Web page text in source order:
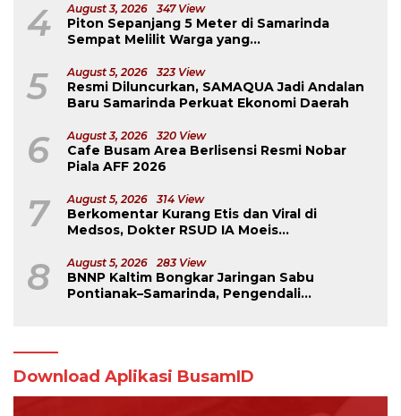
4 August 3, 2026 347 View
Piton Sepanjang 5 Meter di Samarinda
Sempat Melilit Warga yang
5 August 5, 2026 323 View
Resmi Diluncurkan, SAMAQUA Jadi Andalan
Baru Samarinda Perkuat Ekonomi Daerah
6 August 3, 2026 320 View
Cafe Busam Area Berlisensi Resmi Nobar
Piala AFF 2026
7 August 5, 2026 314 View
Berkomentar Kurang Etis dan Viral di
Medsos, Dokter RSUD IA Moeis
8 August 5, 2026 283 View
BNNP Kaltim Bongkar Jaringan Sabu
Pontianak–Samarinda, Pengendali
Download Aplikasi BusamID